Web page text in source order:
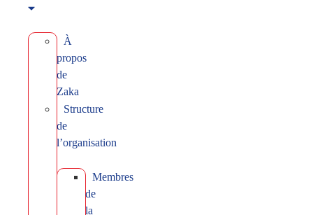
À
propos
de
Zaka
Structure
de
l’organisation
Membres
de
la